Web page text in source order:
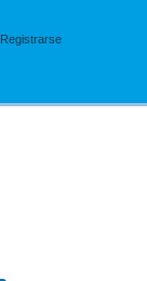
Registrarse